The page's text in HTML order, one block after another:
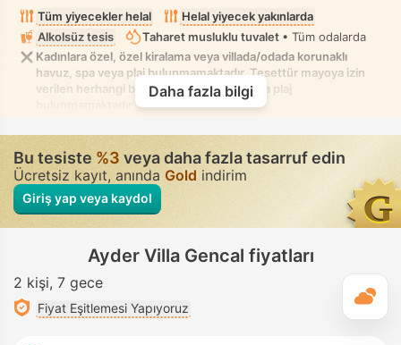
Tüm yiyecekler helal
Helal yiyecek yakınlarda
Alkolsüz tesis
Taharet musluklu tuvalet • Tüm odalarda
Kadınlara özel, özel kiralama veya villada/odada korunaklı
havuz, spa veya plaj bulunmamaktadır. Tesettür mayoya izin
verilen herhangi bir karışık havuz, spa veya plaj
Daha fazla bilgi
Bu tesiste%3 veya daha fazla tasarruf edin
Ücretsiz kayıt, anındaGold indirim
Giriş yap veya kaydol
Ayder Villa Gencal fiyatları
2 kişi 7 gece
Fiyat Eşitlemesi Yapıyoruz